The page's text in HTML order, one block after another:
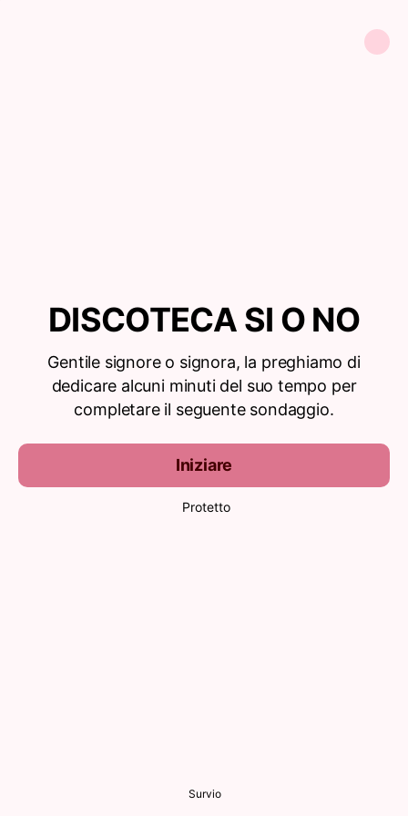
DISCOTECA SI O NO
Gentile signore o signora, la preghiamo di
dedicare alcuni minuti del suo tempo per
completare il seguente sondaggio.
Iniziare
Protetto
Survio